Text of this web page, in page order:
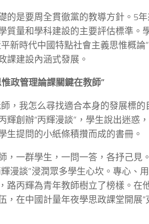
的是要周全貫徹黨的教導方針。5
質量和學科建設的主要評估標準。
平新時代中國特點社會主義思惟概
課建設內涵式發展。
惟政管理論課關鍵在教師”
師，我怎么尋找適合本身的發展標
輝創辦“丙輝漫談”，學生說出迷惑
生提問的小紙條積攢而成的書冊。
，一群學生，一問一答，各抒己見
輝漫談”浸潤眾多學生心坎。專心、
路丙輝為青年教師樹立了榜樣。在
，在中國計量年夜學思政課堂開展